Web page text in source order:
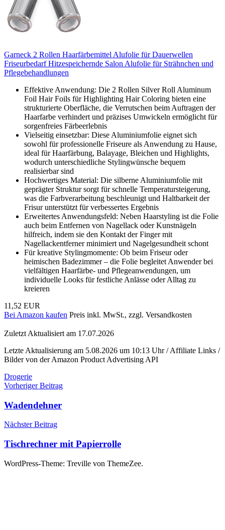
Garneck 2 Rollen Haarfärbemittel Alufolie für Dauerwellen
Friseurbedarf Hitzespeichernde Salon Alufolie für Strähnchen und
Pflegebehandlungen
Effektive Anwendung: Die 2 Rollen Silver Roll Aluminum
Foil Hair Foils für Highlighting Hair Coloring bieten eine
strukturierte Oberfläche, die Verrutschen beim Auftragen der
Haarfarbe verhindert und präzises Umwickeln ermöglicht für
sorgenfreies Färbeerlebnis
Vielseitig einsetzbar: Diese Aluminiumfolie eignet sich
sowohl für professionelle Friseure als Anwendung zu Hause,
ideal für Haarfärbung, Balayage, Bleichen und Highlights,
wodurch unterschiedliche Stylingwünsche bequem
realisierbar sind
Hochwertiges Material: Die silberne Aluminiumfolie mit
geprägter Struktur sorgt für schnelle Temperatursteigerung,
was die Farbverarbeitung beschleunigt und Haltbarkeit der
Frisur unterstützt für verbessertes Ergebnis
Erweitertes Anwendungsfeld: Neben Haarstyling ist die Folie
auch beim Entfernen von Nagellack oder Kunstnägeln
hilfreich, indem sie den Kontakt der Finger mit
Nagellackentferner minimiert und Nagelgesundheit schont
Für kreative Stylingmomente: Ob beim Friseur oder
heimischen Badezimmer – die Folie begleitet Anwender bei
vielfältigen Haarfärbe- und Pflegeanwendungen, um
individuelle Looks für festliche Anlässe oder Alltag zu
kreieren
11,52 EUR
Bei Amazon kaufen Preis inkl. MwSt., zzgl. Versandkosten
Zuletzt Aktualisiert am 17.07.2026
Letzte Aktualisierung am 5.08.2026 um 10:13 Uhr / Affiliate Links /
Bilder von der Amazon Product Advertising API
Drogerie
Beitragsnavigation
Vorheriger Beitrag
Wadendehner
Nächster Beitrag
Tischrechner mit Papierrolle
WordPress-Theme: Treville von ThemeZee.